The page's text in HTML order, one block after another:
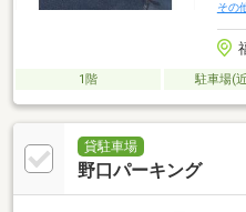
その
1階 駐車場(
貸駐車場
野口パーキング